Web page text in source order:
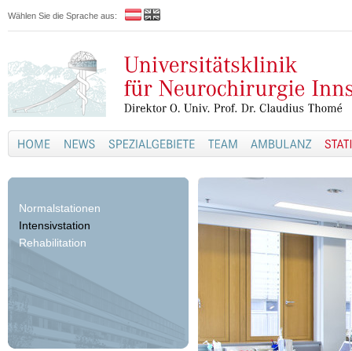
Wählen Sie die Sprache aus:
Normalstationen
Intensivstation
Rehabilitation